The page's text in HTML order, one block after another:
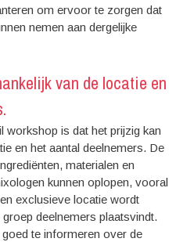
om ervoor te zorgen dat
nemen aan dergelijke
van de locatie en
workshop is dat het prijzig kan
en het aantal deelnemers. De
materialen en
kunnen oplopen, vooral
exclusieve locatie wordt
deelnemers plaatsvindt.
te informeren over de